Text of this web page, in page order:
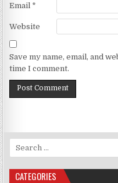
Email *
Website
Save my name, email, and
time I comment.
Search for:
CATEGORIES